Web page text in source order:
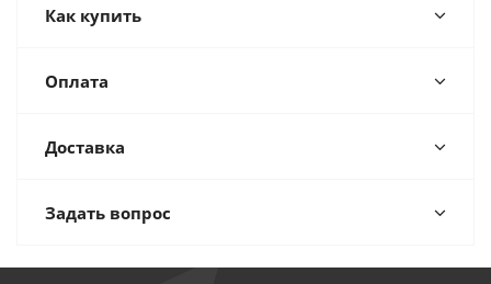
Как купить
Оплата
Доставка
Задать вопрос